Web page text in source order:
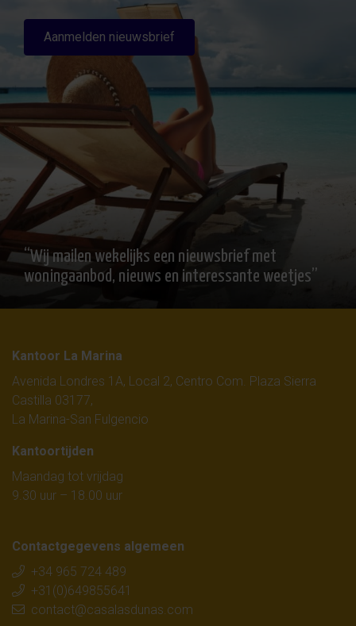
Aanmelden nieuwsbrief
“Wij mailen wekelijks een nieuwsbrief met
woningaanbod, nieuws en interessante weetjes”
Kantoor La Marina
Avenida Londres 1A, Local 2, Centro Com. Plaza Sierra
Castilla 03177,
La Marina-San Fulgencio
Kantoortijden
Maandag tot vrijdag
9.30 uur – 18.00 uur
Contactgegevens algemeen
+34 965 724 489
+31(0)649855641
contact@casalasdunas.com